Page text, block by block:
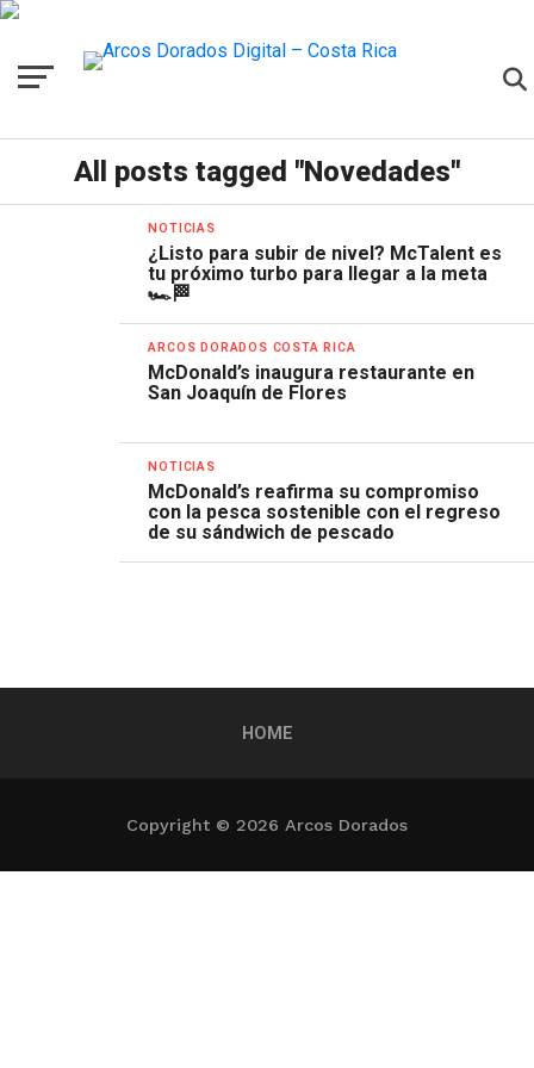
All posts tagged "Novedades"
NOTICIAS
¿Listo para subir de nivel? McTalent es
tu próximo turbo para llegar a la meta
🏎️🏁
ARCOS DORADOS COSTA RICA
McDonald’s inaugura restaurante en
San Joaquín de Flores
NOTICIAS
McDonald’s reafirma su compromiso
con la pesca sostenible con el regreso
de su sándwich de pescado
HOME
Copyright © 2026 Arcos Dorados